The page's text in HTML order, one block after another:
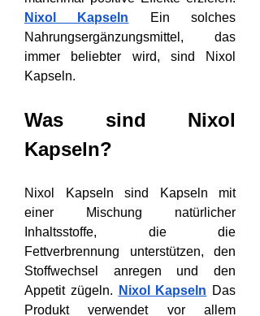
Nixol Kapseln Ein solches
Nahrungsergänzungsmittel, das
immer beliebter wird, sind Nixol
Kapseln.
Was sind Nixol
Kapseln?
Nixol Kapseln sind Kapseln mit
einer Mischung natürlicher
Inhaltsstoffe, die die
Fettverbrennung unterstützen, den
Stoffwechsel anregen und den
Appetit zügeln.
Nixol Kapseln Das
Produkt verwendet vor allem